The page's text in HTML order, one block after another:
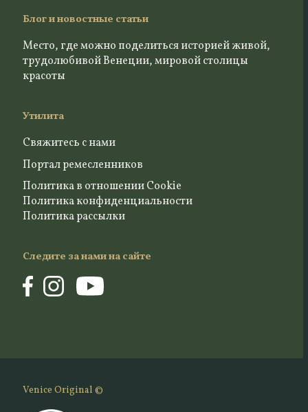
Блог и новостные статьи
Место, где можно поделиться историей живой,
трудолюбивой Венеции, мировой столицы
красоты
Утилита
Свяжитесь с нами
Портал ремесленников
Политика в отношении Cookie
Политика конфиденциальности
Политика рассылки
Следите за нами на сайте
Venice Original ©